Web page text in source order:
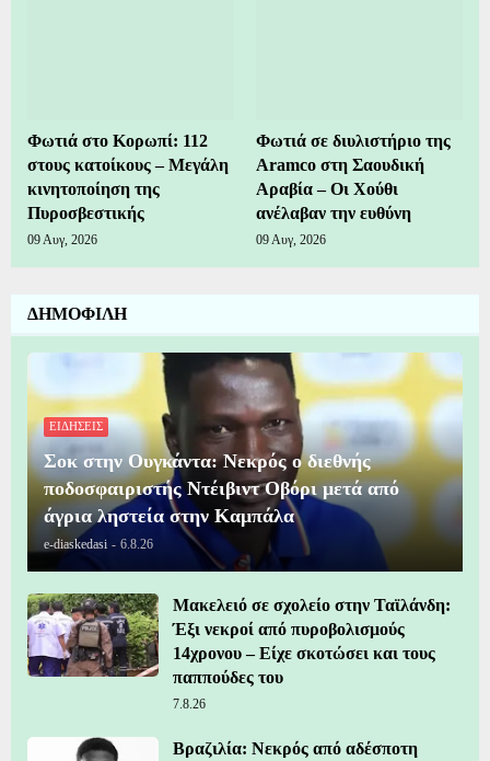
Φωτιά στο Κορωπί: 112
στους κατοίκους – Μεγάλη
κινητοποίηση της
Πυροσβεστικής
09 Αυγ, 2026
Φωτιά σε διυλιστήριο της
Aramco στη Σαουδική
Αραβία – Οι Χούθι
ανέλαβαν την ευθύνη
09 Αυγ, 2026
ΔΗΜΟΦΙΛΗ
ΕΙΔΗΣΕΙΣ
Σοκ στην Ουγκάντα: Νεκρός ο διεθνής
ποδοσφαιριστής Ντέιβιντ Οβόρι μετά από
άγρια ληστεία στην Καμπάλα
e-diaskedasi - 6.8.26
Μακελειό σε σχολείο στην Ταϊλάνδη:
Έξι νεκροί από πυροβολισμούς
14χρονου – Είχε σκοτώσει και τους
παππούδες του
7.8.26
Βραζιλία: Νεκρός από αδέσποτη